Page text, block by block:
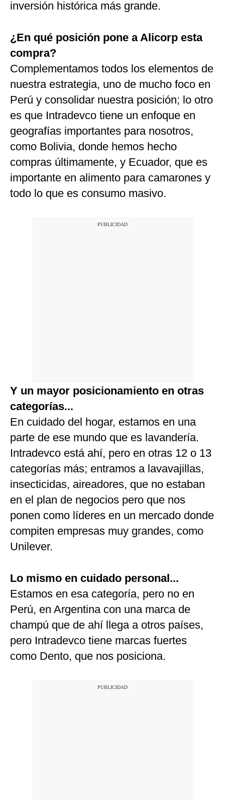
inversión histórica más grande.
¿En qué posición pone a Alicorp esta
compra?
Complementamos todos los elementos de
nuestra estrategia, uno de mucho foco en
Perú y consolidar nuestra posición; lo otro
es que Intradevco tiene un enfoque en
geografías importantes para nosotros,
como Bolivia, donde hemos hecho
compras últimamente, y Ecuador, que es
importante en alimento para camarones y
todo lo que es consumo masivo.
Y un mayor posicionamiento en otras
categorías...
En cuidado del hogar, estamos en una
parte de ese mundo que es lavandería.
Intradevco está ahí, pero en otras 12 o 13
categorías más; entramos a lavavajillas,
insecticidas, aireadores, que no estaban
en el plan de negocios pero que nos
ponen como líderes en un mercado donde
compiten empresas muy grandes, como
Unilever.
Lo mismo en cuidado personal...
Estamos en esa categoría, pero no en
Perú, en Argentina con una marca de
champú que de ahí llega a otros países,
pero Intradevco tiene marcas fuertes
como Dento, que nos posiciona.